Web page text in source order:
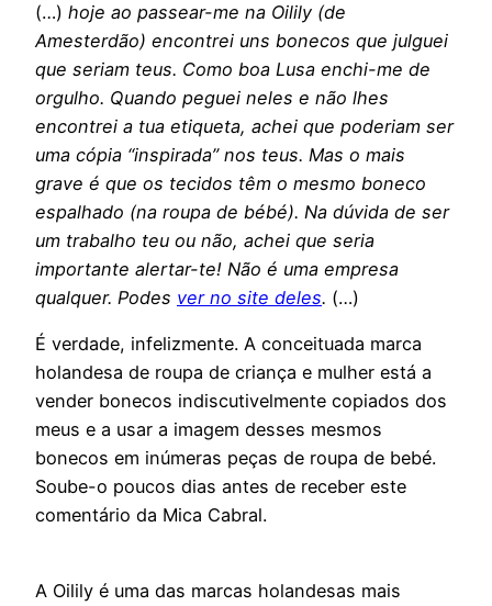
(…) hoje ao passear-me na Oilily (de
Amesterdão) encontrei uns bonecos que julguei
que seriam teus. Como boa Lusa enchi-me de
orgulho. Quando peguei neles e não lhes
encontrei a tua etiqueta, achei que poderiam ser
uma cópia “inspirada” nos teus. Mas o mais
grave é que os tecidos têm o mesmo boneco
espalhado (na roupa de bébé). Na dúvida de ser
um trabalho teu ou não, achei que seria
importante alertar-te! Não é uma empresa
qualquer. Podes ver no site deles. (…)
É verdade, infelizmente. A conceituada marca
holandesa de roupa de criança e mulher está a
vender bonecos indiscutivelmente copiados dos
meus e a usar a imagem desses mesmos
bonecos em inúmeras peças de roupa de bebé.
Soube-o poucos dias antes de receber este
comentário da Mica Cabral.
A Oilily é uma das marcas holandesas mais